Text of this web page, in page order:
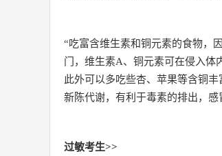
“吃富含维生素和铜元素的食物，
门，维生素A、铜元素可在侵入体
此外可以多吃些杏、苹果等含铜
新陈代谢，有利于毒素的排出，感
过敏考生>>